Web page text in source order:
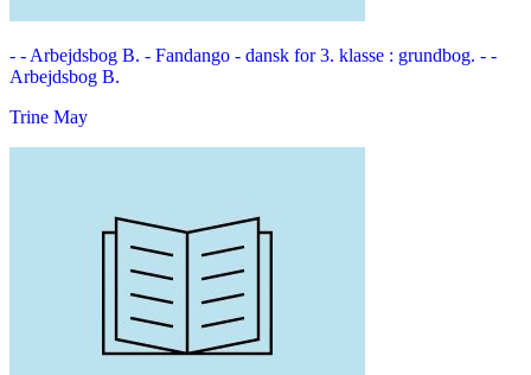
- - Arbejdsbog B. - Fandango - dansk for 3. klasse : grundbog. - -
Arbejdsbog B.
Trine May